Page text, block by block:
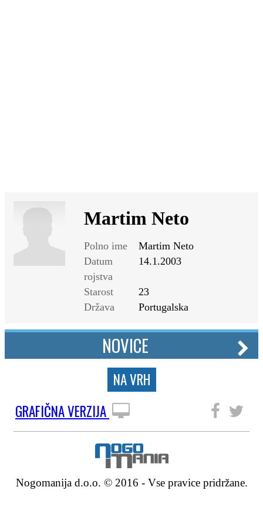
Martim Neto
Polno ime
Martim Neto
Datum
rojstva
14.1.2003
Starost
23
Država
Portugalska
NOVICE
NA VRH
GRAFIČNA VERZIJA
Nogomanija d.o.o. © 2016 - Vse pravice pridržane.